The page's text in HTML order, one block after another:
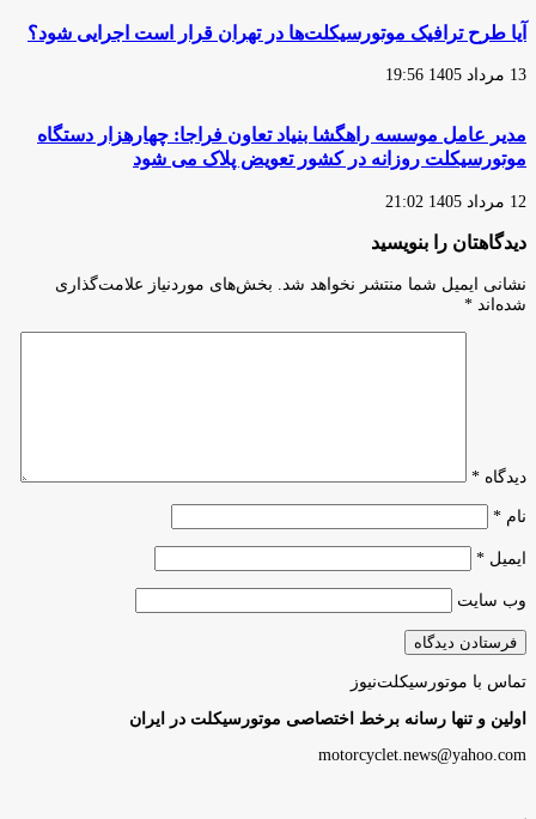
آیا طرح ترافیک موتورسیکلت‌ها در تهران قرار است اجرایی شود؟
13 مرداد 1405 19:56
مدیر عامل موسسه راهگشا بنیاد تعاون فراجا: چهارهزار دستگاه
موتورسیکلت روزانه در کشور تعویض پلاک می شود
12 مرداد 1405 21:02
دیدگاهتان را بنویسید
نشانی ایمیل شما منتشر نخواهد شد. بخش‌های موردنیاز علامت‌گذاری
شده‌اند *
دیدگاه *
نام *
ایمیل *
وب‌ سایت
تماس با موتورسیکلت‌نیوز
اولین و تنها رسانه برخط اختصاصی موتورسیکلت در ایران
motorcyclet.news@yahoo.com